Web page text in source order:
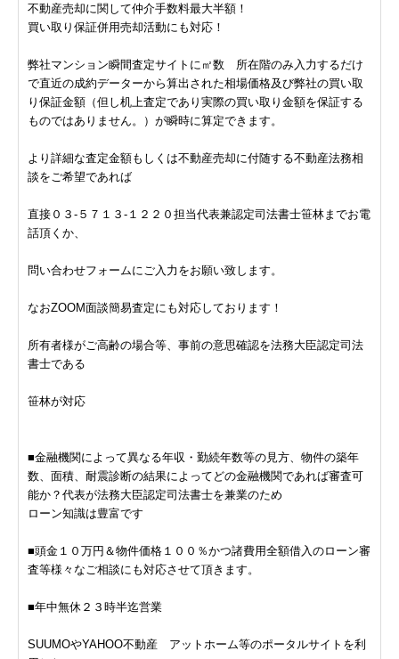
不動産売却に関して仲介手数料最大半額！
買い取り保証併用売却活動にも対応！
弊社マンション瞬間査定サイトに㎡数 所在階のみ入力するだけ
で直近の成約データーから算出された相場価格及び弊社の買い取
り保証金額（但し机上査定であり実際の買い取り金額を保証する
ものではありません。）が瞬時に算定できます。
より詳細な査定金額もしくは不動産売却に付随する不動産法務相
談をご希望であれば
直接０３-５７１３-１２２０担当代表兼認定司法書士笹林までお電
話頂くか、
問い合わせフォームにご入力をお願い致します。
なおZOOM面談簡易査定にも対応しております！
所有者様がご高齢の場合等、事前の意思確認を法務大臣認定司法
書士である
笹林が対応
■金融機関によって異なる年収・勤続年数等の見方、物件の築年
数、面積、耐震診断の結果によってどの金融機関であれば審査可
能か？代表が法務大臣認定司法書士を兼業のため
ローン知識は豊富です
■頭金１０万円＆物件価格１００％かつ諸費用全額借入のローン審
査等様々なご相談にも対応させて頂きます。
■年中無休２３時半迄営業
SUUMOやYAHOO不動産 アットホーム等のポータルサイトを利